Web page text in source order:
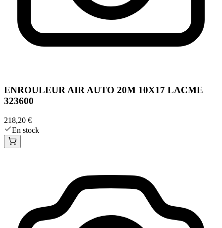
ENROULEUR AIR AUTO 20M 10X17 LACME
323600
218,20 €
En stock